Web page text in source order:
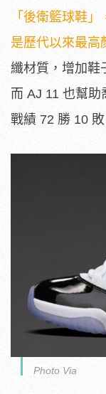
「後衛籃球鞋
是歷代以來最高
纖材質，增加鞋
而 AJ 11 也幫
戰績 72 勝 10
Photo Via